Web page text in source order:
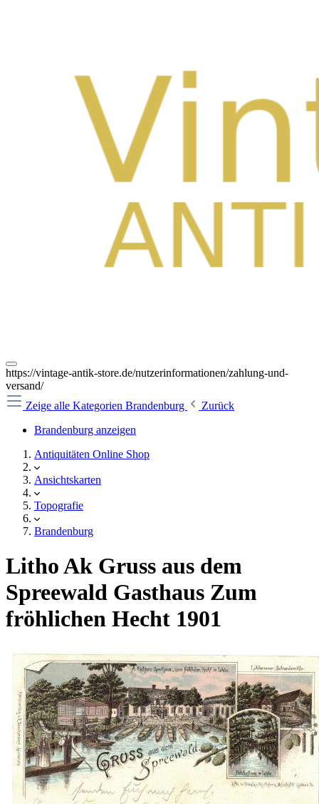
https://vintage-antik-store.de/nutzerinformationen/zahlung-und-
versand/
Zeige alle Kategorien Brandenburg
Zurück
Brandenburg anzeigen
Antiquitäten Online Shop
Ansichtskarten
Topografie
Brandenburg
Litho Ak Gruss aus dem
Spreewald Gasthaus Zum
fröhlichen Hecht 1901